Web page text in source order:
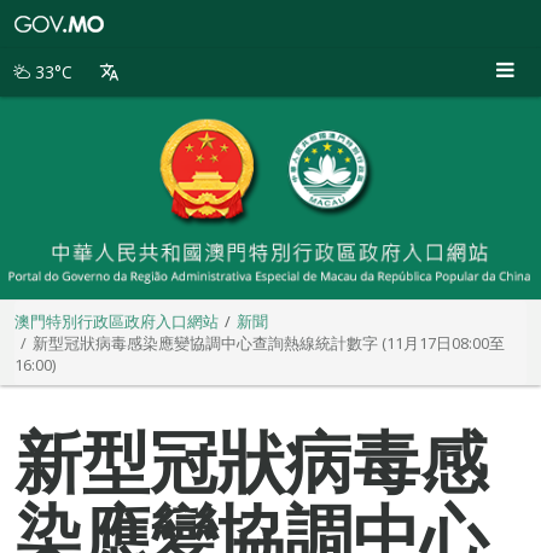
別
33°C
澳門特別行政區政府入口網站
新聞
新型冠狀病毒感染應變協調中心查詢熱線統計數字 (11月17日08:00至
16:00)
新型冠狀病毒感
染應變協調中心